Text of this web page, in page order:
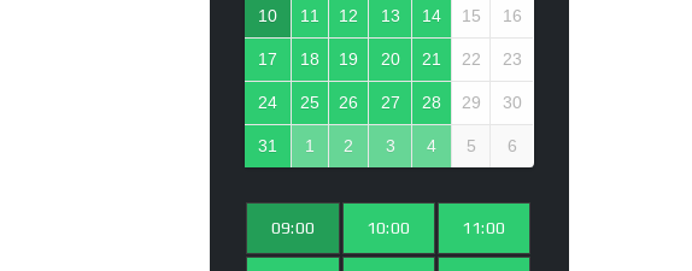
10 11 12 13 14 15 16
17 18 19 20 21 22 23
24 25 26 27 28 29 30
31 1 2 3 4 5 6
09:00 10:00 11:00